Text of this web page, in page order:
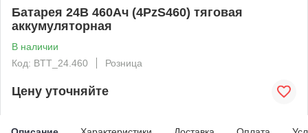
Батарея 24В 460Ач (4PzS460) тяговая
аккумуляторная
В наличии
Код: BTT_24.460
Розница
Цену уточняйте